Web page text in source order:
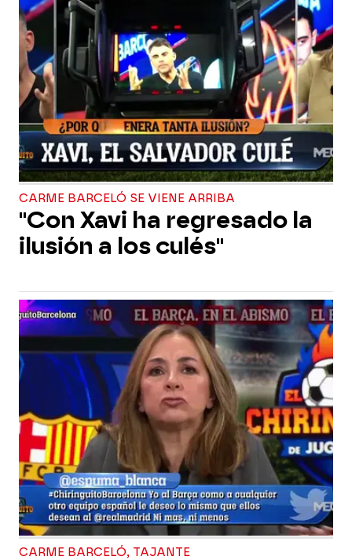
CARME BARCELÓ SE VIENE ARRIBA
"Con Xavi ha regresado la
ilusión a los culés"
CARME BARCELÓ, TAJANTE